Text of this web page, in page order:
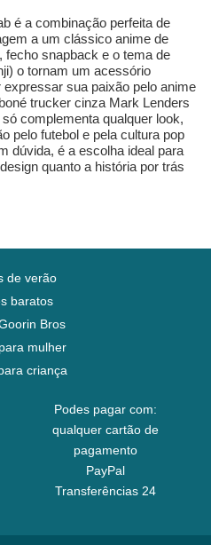
é a combinação perfeita de
a um clássico anime de
fecho snapback e o tema de
o tornam um acessório
sua paixão pelo anime
trucker cinza Mark Lenders
complementa qualquer look,
pelo futebol e pela cultura pop
dúvida, é a escolha ideal para
quanto a história por trás
de verão
baratos
Bros
mulher
criança
Podes pagar com:
qualquer cartão de
pagamento
PayPal
Transferências 24